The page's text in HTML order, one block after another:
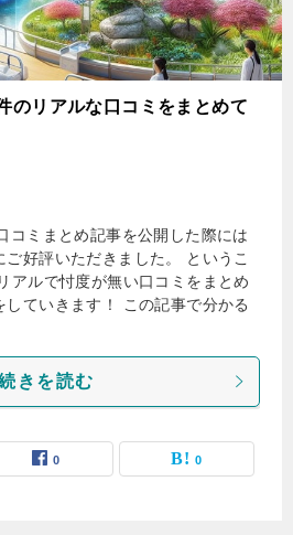
のリアルな口コミをまとめて
コミまとめ記事を公開した際には
好評いただきました。 というこ
アルで忖度が無い口コミをまとめ
ていきます！ この記事で分かる
きを読む
0 0